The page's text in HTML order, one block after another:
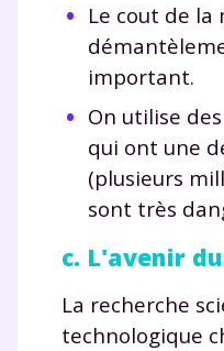
Le cout de la
important.
On utilise
qui ont une
(plusieurs
sont très
c. L'avenir
La recherche
technologique